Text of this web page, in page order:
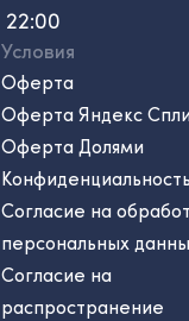
22:00
Условия
Оферта
Оферта Яндекс
Оферта Долями
Конфиденциальность
Согласие на
персональных
Согласие на
распространение